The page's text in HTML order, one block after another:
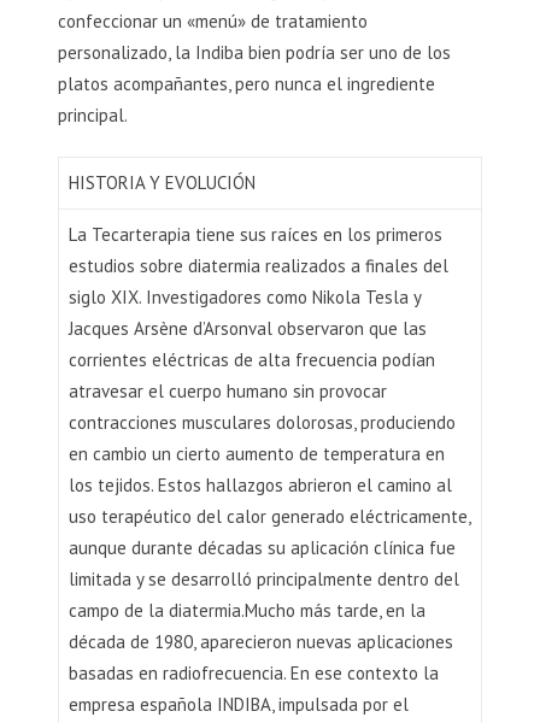
confeccionar un «menú» de tratamiento
personalizado, la Indiba bien podría ser uno de los
platos acompañantes, pero nunca el ingrediente
principal.
HISTORIA Y EVOLUCIÓN
La Tecarterapia tiene sus raíces en los primeros
estudios sobre diatermia realizados a finales del
siglo XIX. Investigadores como Nikola Tesla y
Jacques Arsène d’Arsonval observaron que las
corrientes eléctricas de alta frecuencia podían
atravesar el cuerpo humano sin provocar
contracciones musculares dolorosas, produciendo
en cambio un cierto aumento de temperatura en
los tejidos. Estos hallazgos abrieron el camino al
uso terapéutico del calor generado eléctricamente,
aunque durante décadas su aplicación clínica fue
limitada y se desarrolló principalmente dentro del
campo de la diatermia.Mucho más tarde, en la
década de 1980, aparecieron nuevas aplicaciones
basadas en radiofrecuencia. En ese contexto la
empresa española INDIBA, impulsada por el